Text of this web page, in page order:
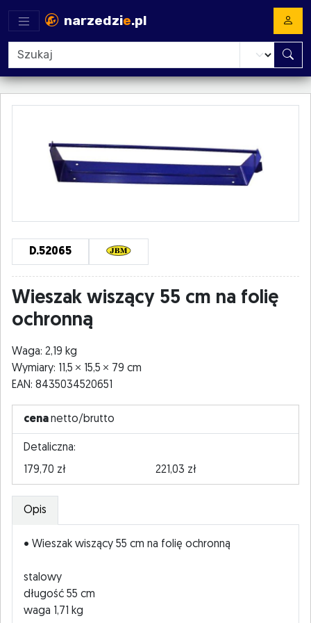
narzedzie.pl
D.52065
Wieszak wiszący 55 cm na folię
ochronną
Waga: 2,19 kg
Wymiary: 11,5
15,5
79 cm
EAN: 8435034520651
cenanetto/brutto
Detaliczna:
179,70 zł
221,03 zł
Opis
• Wieszak wiszący 55 cm na folię ochronną
stalowy
długość 55 cm
waga 1,71 kg